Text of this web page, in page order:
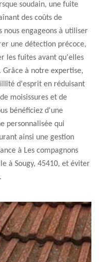
soudain, une fuite
des coûts de
nous engageons à utiliser
une détection précoce,
les fuites avant qu'elles
Grâce à notre expertise,
d'esprit en réduisant
moisissures et de
bénéficiez d'une
personnalisée qui
ainsi une gestion
à Les compagnons
à Sougy, 45410, et éviter